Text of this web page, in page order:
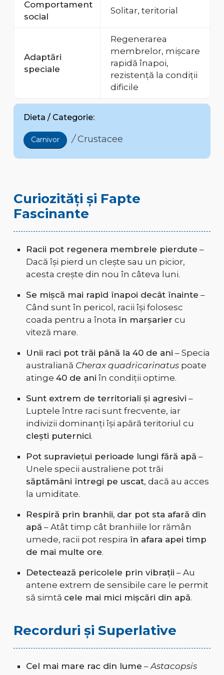
Comportament
social
Solitar, teritorial
Adaptări
speciale
Regenerarea
membrelor, mișcare
rapidă înapoi,
rezistență la condiții
dificile
Dieta / Categorie:
Carnivor /Crustacee
Curiozități și Fapte
Fascinante
Racii pot regenera membrele pierdute –
Dacă își pierd un clește sau un picior,
acesta crește din nou în câteva luni.
Se mișcă mai rapid înapoi decât înainte –
Când sunt în pericol, racii își folosesc
coada pentru a înota în marșarier cu
viteză mare.
Unii raci pot trăi până la 40 de ani – Specia
australiană Cherax quadricarinatuspoate
atinge 40 de ani în condiții optime.
Sunt extrem de territoriali și agresivi –
Luptele între raci sunt frecvente, iar
indivizii dominanți își apără teritoriul cu
clești puternici.
Pot supraviețui perioade lungi fără apă –
Unele specii australiene pot trăi
săptămâni întregi pe uscat, dacă au acces
la umiditate.
Respiră prin branhii, dar pot sta afară din
apă – Atât timp cât branhiile lor rămân
umede, racii pot respira în afara apei timp
de mai multe ore.
Detectează pericolele prin vibrații – Au
antene extrem de sensibile care le permit
să simtă cele mai mici mișcări din apă.
Recorduri și Superlative
Cel mai mare rac din lume –Astacopsis